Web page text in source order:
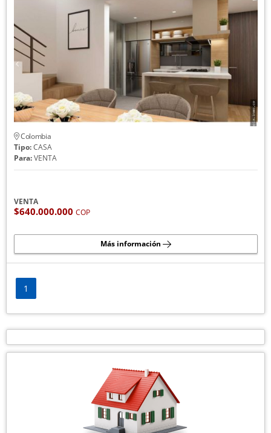
Colombia
Tipo:CASA
Para:VENTA
VENTA
$640.000.000 COP
Más información
1